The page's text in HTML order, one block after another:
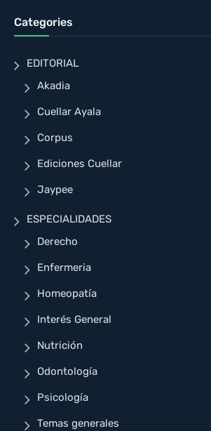
Categories
EDITORIAL
Akadia
Cuellar Ayala
Corpus
Ediciones Cuellar
Jaypee
ESPECIALIDADES
Derecho
Enfermeria
Homeopatía
Interés General
Nutrición
Odontología
Psicología
Temas generales